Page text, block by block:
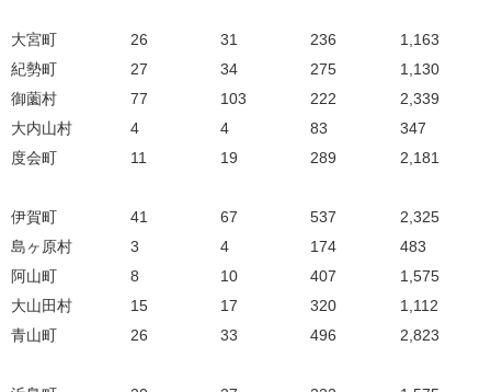
大宮町 26 31 236 1,163
紀勢町
27 34 275 1,130
御薗村
77 103 222 2,339
大内山村
4 4 83 347
度会町
11 19 289 2,181
伊賀町 41 67 537 2,325
島ヶ原村
3 4 174 483
阿山町
8 10 407 1,575
大山田村
15 17 320 1,112
青山町
26 33 496 2,823